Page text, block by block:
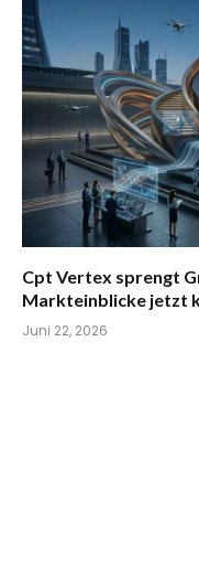
Cpt Vertex sprengt
Markteinblicke jetzt
Juni 22, 2026